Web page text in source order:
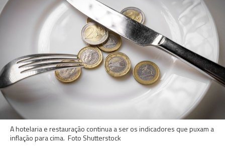
A hotelaria e restauração continua a ser os indicadores que puxam a
inflação para cima. Foto Shutterstock